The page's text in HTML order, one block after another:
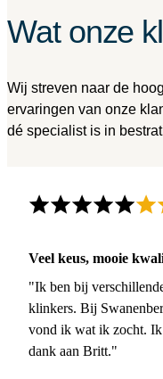
Wat onze
Wij streven naar de
ervaringen van onze
dé specialist is in
Veel keus, mooie
"Ik ben bij
klinkers. Bij
vond ik wat ik zocht. Ik
dank aan Britt."